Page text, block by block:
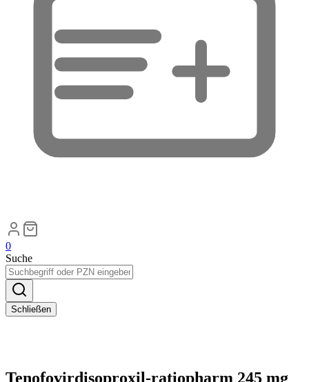
0
Suche
Schließen
Tenofovirdisoproxil-ratiopharm 245 mg